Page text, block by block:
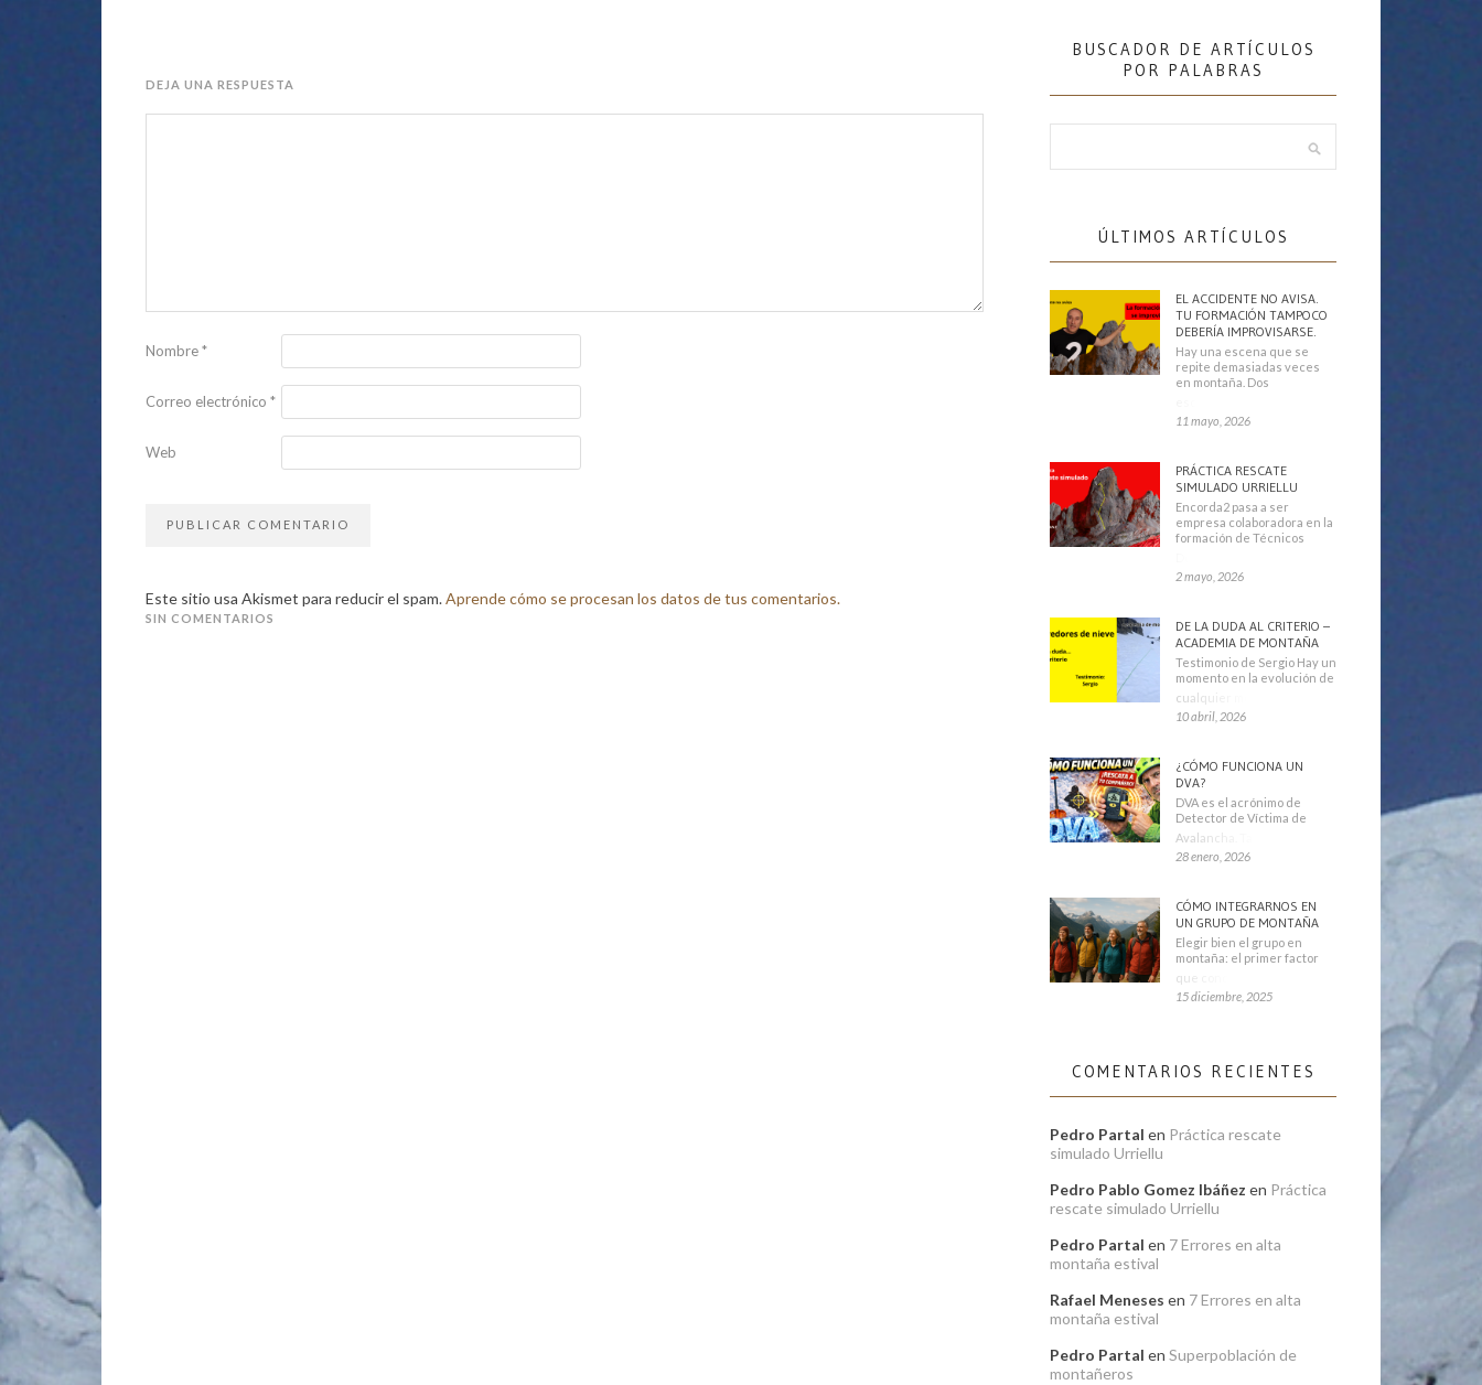
DEJA UNA RESPUESTA
Nombre*
Correo electrónico *
Web
Este sitio usa Akismet para reducir el spam.Aprende cómo se procesan los datos de tus comentarios.
SIN COMENTARIOS
BUSCADOR DE ARTÍCULOS
POR PALABRAS
ÚLTIMOS ARTÍCULOS
EL ACCIDENTE NO AVISA.
TU FORMACIÓN TAMPOCO
DEBERÍA IMPROVISARSE.
Hay una escena que se
repite demasiadas veces
en montaña. Dos
11 mayo, 2026
PRÁCTICA RESCATE
SIMULADO URRIELLU
Encorda2 pasa a ser
empresa colaboradora en la
formación de Técnicos
2 mayo, 2026
DE LA DUDA AL CRITERIO –
ACADEMIA DE MONTAÑA
Testimonio de Sergio Hay un
momento en la evolución de
cualquier montañero
10 abril, 2026
¿CÓMO FUNCIONA UN
DVA?
DVA es el acrónimo de
Detector de Víctima de
Avalancha. También se
28 enero, 2026
CÓMO INTEGRARNOS EN
UN GRUPO DE MONTAÑA
Elegir bien el grupo en
montaña: el primer factor
que condiciona tu
15 diciembre, 2025
COMENTARIOS RECIENTES
Pedro Partal en Práctica rescate
simulado Urriellu
Pedro Pablo Gomez Ibáñez en Práctica
rescate simulado Urriellu
Pedro Partal en 7 Errores en alta
montaña estival
Rafael Meneses en 7 Errores en alta
montaña estival
Pedro Partal en Superpoblación de
montañeros